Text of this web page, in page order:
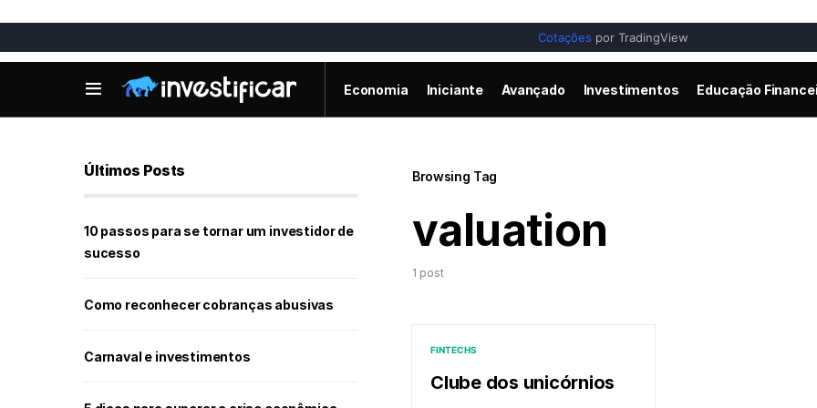
Cotações por TradingView
Economia Iniciante Avançado Investimentos Educação
Browsing Tag
valuation
1 post
FINTECHS
Clube dos unicórnios
Últimos Posts
10 passos para se tornar um investidor de
sucesso
Como reconhecer cobranças abusivas
Carnaval e investimentos